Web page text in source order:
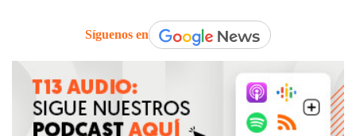
Síguenos en